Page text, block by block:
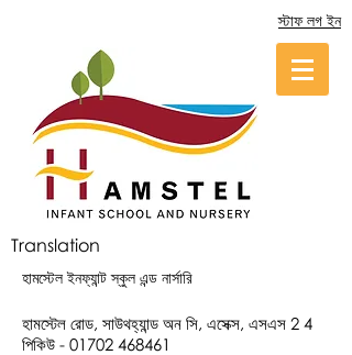
স্টাফ লগ ইন
Translation
হামস্টেল ইনফ্যান্ট স্কুল এন্ড নার্সারি
হামস্টেল রোড, সাউথহ্যান্ড অন সি, এসেক্স, এসএস 2 4
পিকিউ - 01702 468461